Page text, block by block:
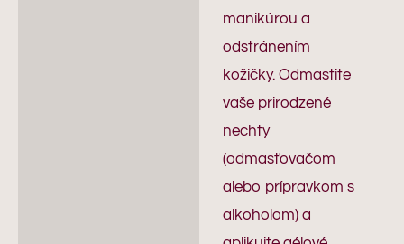
manikúrou a
odstránením
kožičky. Odmastite
vaše prirodzené
nechty
(odmasťovačom
alebo prípravkom s
alkoholom) a